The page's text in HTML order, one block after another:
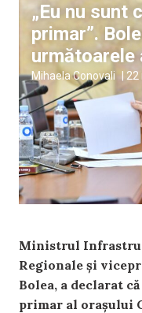
„Eu nu sunt
primar”.
următoarele
Mihaela Conovali 22
Ministrul
Regionale și
Bolea, a declarat
primar al orașului